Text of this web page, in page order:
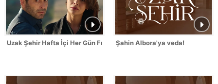
Uzak Şehir Hafta İçi Her Gün FragmanıŞahin Albora'ya veda!